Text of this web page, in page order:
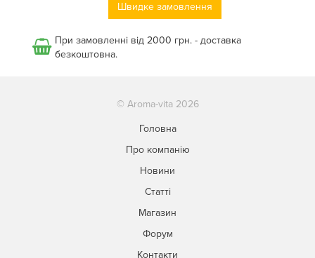
Швидке замовлення
При замовленні від 2000 грн. - доставка
безкоштовна.
© Aroma-vita 2026
Головна
Про компанію
Новини
Статті
Магазин
Форум
Контакти